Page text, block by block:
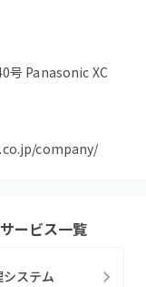
号 Panasonic XC
company/
ービス一覧
システム